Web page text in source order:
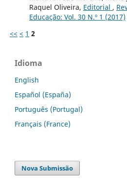
Raquel Oliveira, Editorial ,
Educação: Vol. 30 N.º 1 (2017)
<< < 1 2
Idioma
English
Español (España)
Português (Portugal)
Français (France)
Nova Submissão